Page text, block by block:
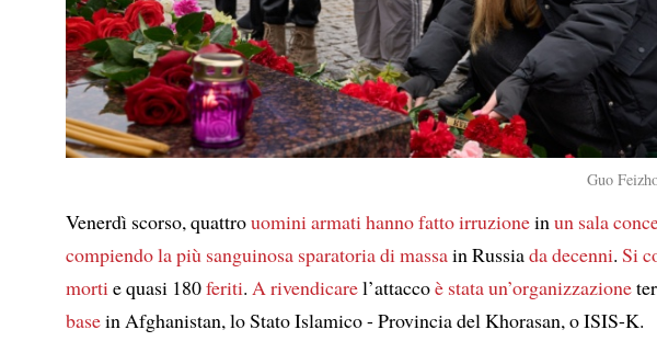
Guo
Venerdì scorso, quattrouomini armatihanno fatto irruzioneinun sala
compiendola più sanguinosa sparatoria di massain Russiada decenni. Si
mortie quasi 180feriti. A rivendicarel’attaccoè stata un’organizzazione
basein Afghanistan, lo Stato Islamico - Provincia del Khorasan, o ISIS-K.